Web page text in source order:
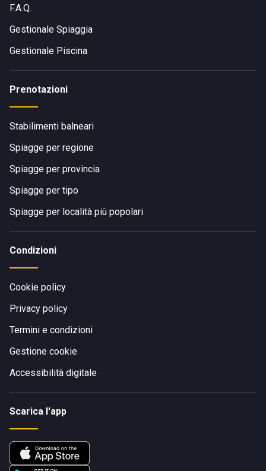
F.A.Q.
Gestionale Spiaggia
Gestionale Piscina
Prenotazioni
Stabilimenti balneari
Spiagge per regione
Spiagge per provincia
Spiagge per tipo
Spiagge per località più popolari
Condizioni
Cookie policy
Privacy policy
Termini e condizioni
Gestione cookie
Accessibilità digitale
Scarica l'app